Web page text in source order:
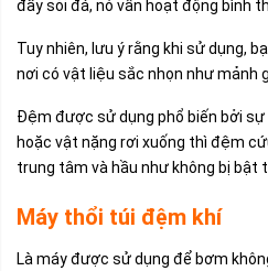
đầy sỏi đá, nó vẫn hoạt động bình
Tuy nhiên, lưu ý rằng khi sử dụng,
nơi có vật liệu sắc nhọn như mảnh
Đệm được sử dụng phổ biến bởi sự
hoặc vật nặng rơi xuống thì đệm
trung tâm và hầu như không bị bật
Máy thổi túi đệm khí
Là máy được sử dụng để bơm